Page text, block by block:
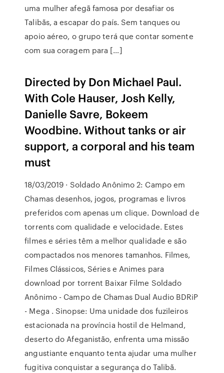
uma mulher afegã famosa por desafiar os
Talibãs, a escapar do país. Sem tanques ou
apoio aéreo, o grupo terá que contar somente
com sua coragem para […]
Directed by Don Michael Paul.
With Cole Hauser, Josh Kelly,
Danielle Savre, Bokeem
Woodbine. Without tanks or air
support, a corporal and his team
must
18/03/2019 · Soldado Anônimo 2: Campo em
Chamas desenhos, jogos, programas e livros
preferidos com apenas um clique. Download de
torrents com qualidade e velocidade. Estes
filmes e séries têm a melhor qualidade e são
compactados nos menores tamanhos. Filmes,
Filmes Clássicos, Séries e Animes para
download por torrent Baixar Filme Soldado
Anônimo - Campo de Chamas Dual Audio BDRiP
- Mega . Sinopse: Uma unidade dos fuzileiros
estacionada na província hostil de Helmand,
deserto do Afeganistão, enfrenta uma missão
angustiante enquanto tenta ajudar uma mulher
fugitiva conquistar a segurança do Talibã.